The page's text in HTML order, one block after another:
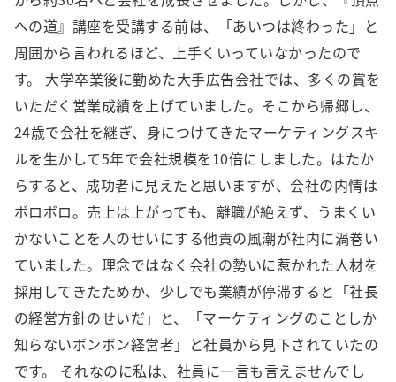
への道』講座を受講する前は、「あいつは終わった」と
周囲から言われるほど、上手くいっていなかったので
す。 大学卒業後に勤めた大手広告会社では、多くの賞を
いただく営業成績を上げていました。そこから帰郷し、
24歳で会社を継ぎ、身につけてきたマーケティングスキ
ルを生かして5年で会社規模を10倍にしました。はたか
らすると、成功者に見えたと思いますが、会社の内情は
ボロボロ。売上は上がっても、離職が絶えず、うまくい
かないことを人のせいにする他責の風潮が社内に渦巻い
ていました。理念ではなく会社の勢いに惹かれた人材を
採用してきたためか、少しでも業績が停滞すると「社長
の経営方針のせいだ」と、「マーケティングのことしか
知らないボンボン経営者」と社員から見下されていたの
です。 それなのに私は、社員に一言も言えませんでし